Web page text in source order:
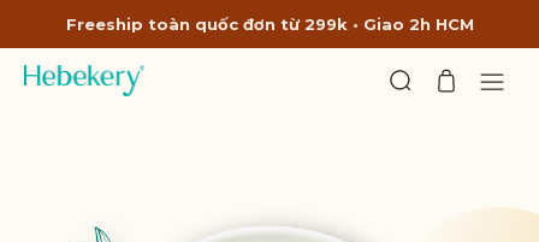
Freeship toàn quốc đơn từ 299k • Giao 2h HCM